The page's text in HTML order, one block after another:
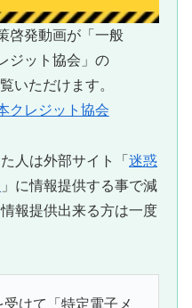
啓発動画が「一般
ジット協会」の
いただけます。
クレジット協会
人は外部サイト「 迷惑
」に情報提供する事で減
報提供出来る方は一度
けて「特定電子メ